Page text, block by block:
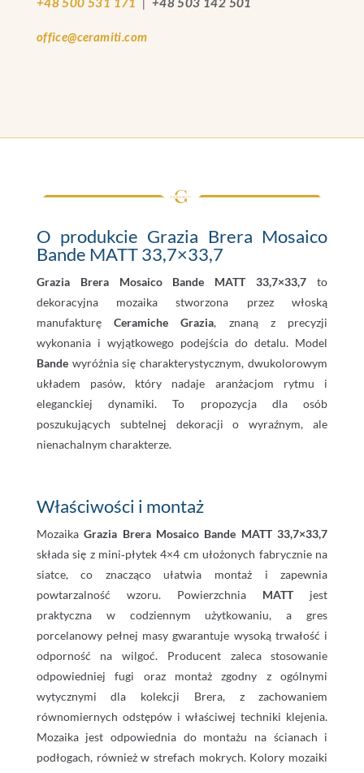
office@ceramiti.com
O produkcie Grazia Brera Mosaico
Bande MATT 33,7×33,7
Grazia Brera Mosaico Bande MATT 33,7×33,7 to
dekoracyjna mozaika stworzona przez włoską
manufakturęCeramiche Grazia, znaną z precyzji
wykonania i wyjątkowego podejścia do detalu. Model
Bandewyróżnia się charakterystycznym, dwukolorowym
układem pasów, który nadaje aranżacjom rytmu i
eleganckiej dynamiki. To propozycja dla osób
poszukujących subtelnej dekoracji o wyraźnym, ale
nienachalnym charakterze.
Właściwości i montaż
MozaikaGrazia Brera Mosaico Bande MATT 33,7×33,7
składa się z mini‑płytek 4×4 cm ułożonych fabrycznie na
siatce, co znacząco ułatwia montaż i zapewnia
powtarzalność wzoru. Powierzchnia MATTjest
praktyczna w codziennym użytkowaniu, a gres
porcelanowy pełnej masy gwarantuje wysoką trwałość i
odporność na wilgoć. Producent zaleca stosowanie
odpowiedniej fugi oraz montaż zgodny z ogólnymi
wytycznymi dla kolekcji Brera, z zachowaniem
równomiernych odstępów i właściwej techniki klejenia.
Mozaika jest odpowiednia do montażu na ścianach i
podłogach, również w strefach mokrych. Kolory mozaiki